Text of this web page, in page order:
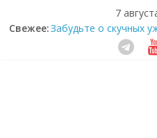
7
Свежее:Забудьте о скучных
которое видит вашу
Небо зовёт: как